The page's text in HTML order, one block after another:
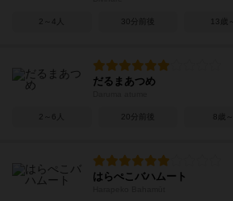
2～4人 30分前後 13歳～
だるまあつめ
2～6人 20分前後 8歳～
はらぺこバハムート